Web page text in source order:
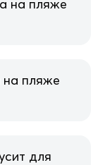
на пляже
на пляже
для